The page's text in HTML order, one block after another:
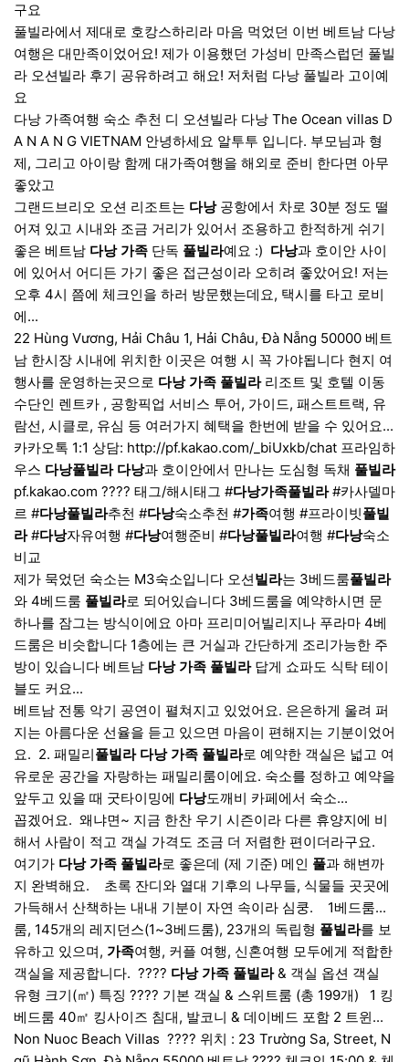
구요
풀빌라에서 제대로 호캉스하리라 마음 먹었던 이번 베트남 다낭
여행은 대만족이었어요! 제가 이용했던 가성비 만족스럽던 풀빌
라 오션빌라 후기 공유하려고 해요! 저처럼 다낭 풀빌라 고이예
요
다낭 가족여행 숙소 추천 디 오션빌라 다낭 The Ocean villas D
A N A N G VIETNAM 안녕하세요 알투투 입니다. 부모님과 형
제, 그리고 아이랑 함께 대가족여행을 해외로 준비 한다면 아무
좋았고
그랜드브리오 오션 리조트는 다낭공항에서 차로 30분 정도 떨
어져 있고 시내와 조금 거리가 있어서 조용하고 한적하게 쉬기
좋은 베트남 다낭 가족 단독 풀빌라예요 :) ​ 다낭과 호이안 사이
에 있어서 어디든 가기 좋은 접근성이라 오히려 좋았어요! 저는
오후 4시 쯤에 체크인을 하러 방문했는데요, 택시를 타고 로비
에...
22 Hùng Vương, Hải Châu 1, Hải Châu, Đà Nẵng 50000 베트
남 한시장 시내에 위치한 이곳은 여행 시 꼭 가야됩니다 현지 여
행사를 운영하는곳으로 다낭 가족 풀빌라리조트 및 호텔 이동
수단인 렌트카 , 공항픽업 서비스 투어, 가이드, 패스트트랙, 유
람선, 시클로, 유심 등 여러가지 혜택을 한번에 받을 수 있어요...
카카오톡 1:1 상담: http://pf.kakao.com/_biUxkb/chat 프라임하
우스 다낭풀빌라 다낭과 호이안에서 만나는 도심형 독채 풀빌라
pf.kakao.com ????️ 태그/해시태그 #다낭가족풀빌라#카사델마
르 #다낭풀빌라추천 #다낭숙소추천 #가족여행 #프라이빗풀빌
라#다낭자유여행 #다낭여행준비 #다낭풀빌라여행 #다낭숙소
비교
제가 묵었던 숙소는 M3숙소입니다 오션빌라는 3베드룸풀빌라
와 4베드룸 풀빌라로 되어있습니다 3베드룸을 예약하시면 문
하나를 잠그는 방식이에요 아마 프리미어빌리지나 푸라마 4베
드룸은 비슷합니다 1층에는 큰 거실과 간단하게 조리가능한 주
방이 있습니다 베트남 다낭 가족 풀빌라답게 쇼파도 식탁 테이
블도 커요...
베트남 전통 악기 공연이 펼쳐지고 있었어요. 은은하게 울려 퍼
지는 아름다운 선율을 듣고 있으면 마음이 편해지는 기분이었어
요. ​ 2. 패밀리풀빌라 다낭 가족 풀빌라로 예약한 객실은 넓고 여
유로운 공간을 자랑하는 패밀리룸이에요. 숙소를 정하고 예약을
앞두고 있을 때 굿타이밍에 다낭도깨비 카페에서 숙소...
꼽겠어요. ​ 왜냐면~ 지금 한찬 우기 시즌이라 다른 휴양지에 비
해서 사람이 적고 객실 가격도 조금 더 저렴한 편이더라구요. ​
여기가 다낭 가족 풀빌라로 좋은데 (제 기준) 메인 풀과 해변까
지 완벽해요. ​ ​ ​ 초록 잔디와 열대 기후의 나무들, 식물들 곳곳에
가득해서 산책하는 내내 기분이 자연 속이라 심쿵. ​ ​ ​ 1베드룸...
룸, 145개의 레지던스(1~3베드룸), 23개의 독립형 풀빌라를 보
유하고 있으며, 가족여행, 커플 여행, 신혼여행 모두에게 적합한
객실을 제공합니다. ​ ???? 다낭 가족 풀빌라& 객실 옵션 객실
유형 크기(㎡) 특징 ???? 기본 객실 & 스위트룸 (총 199개) ​ ​ 1 킹
베드룸 40㎡ 킹사이즈 침대, 발코니 & 데이베드 포함 2 트윈...
Non Nuoc Beach Villas ​ ???? 위치 : 23 Trường Sa, Street, N